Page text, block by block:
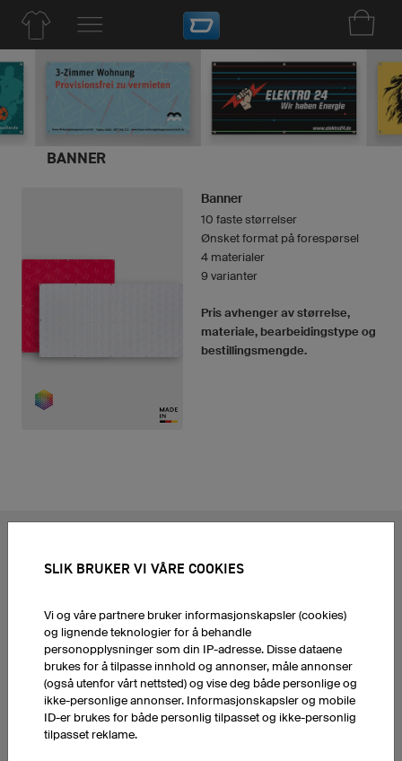
BANNER
Banner
10 faste størrelser
Ønsket format på forespørsel
4 materialer
9 varianter
Pris avhenger av størrelse,
materiale, bearbeidingstype og
bestillingsmengde.
Sykkeltrøyer
Basketballdrakter
Design egen løpetrøye
Ishockeytrøyer
Motocrosstrøyer
MTB-Trøyer
eSports Trøyer
Design T-skjorter
Hettegensere
individualisieren
Design egen
håndballdrakt
Fotballdraktsett
SLIK BRUKER VI VÅRE COOKIES
Vi og våre partnere bruker informasjonskapsler (cookies)
og lignende teknologier for å behandle
personopplysninger som din IP-adresse. Disse dataene
brukes for å tilpasse innhold og annonser, måle annonser
(også utenfor vårt nettsted) og vise deg både personlige og
ikke-personlige annonser. Informasjonskapsler og mobile
ID-er brukes for både personlig tilpasset og ikke-personlig
tilpasset reklame.